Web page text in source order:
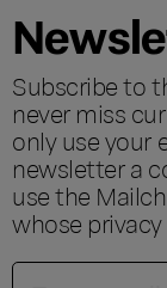
Subscribe to
never miss
only use your
newsletter a
use the
whose